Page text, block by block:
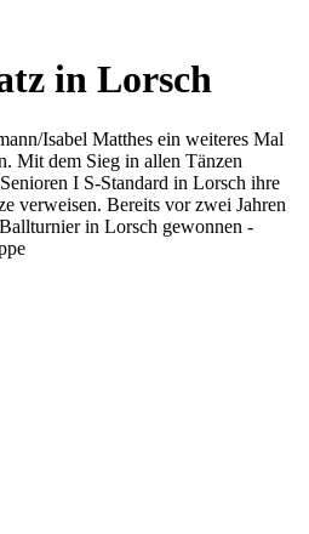
in Lorsch
Isabel Matthes ein weiteres Mal
Mit dem Sieg in allen Tänzen
I S-Standard in Lorsch ihre
verweisen. Bereits vor zwei Jahren
in Lorsch gewonnen -